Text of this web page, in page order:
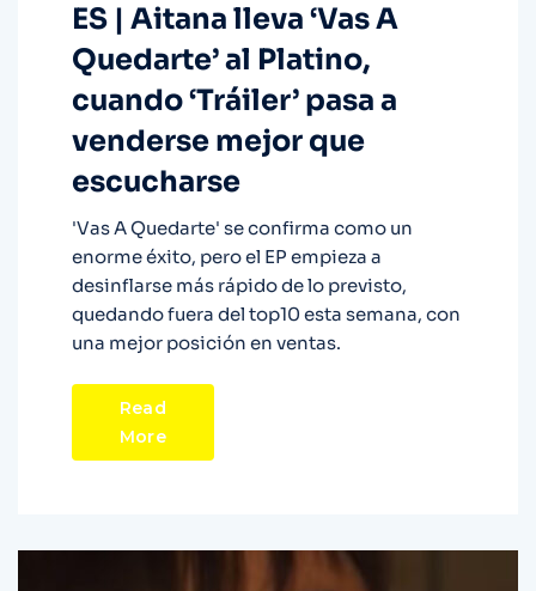
ES | Aitana lleva ‘Vas A
Quedarte’ al Platino,
cuando ‘Tráiler’ pasa a
venderse mejor que
escucharse
'Vas A Quedarte' se confirma como un
enorme éxito, pero el EP empieza a
desinflarse más rápido de lo previsto,
quedando fuera del top10 esta semana, con
una mejor posición en ventas.
Read
More